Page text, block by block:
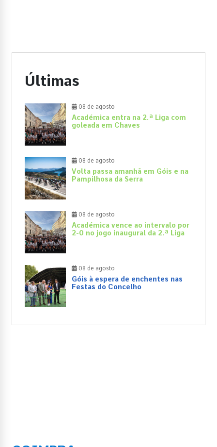
Últimas
08 de agosto
Académica entra na 2.ª Liga com
goleada em Chaves
08 de agosto
Volta passa amanhã em Góis e na
Pampilhosa da Serra
08 de agosto
Académica vence ao intervalo por
2-0 no jogo inaugural da 2.ª Liga
08 de agosto
Góis à espera de enchentes nas
Festas do Concelho